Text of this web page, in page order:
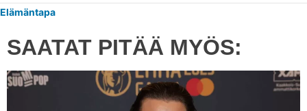
Elämäntapa
SAATAT PITÄÄ MYÖS: